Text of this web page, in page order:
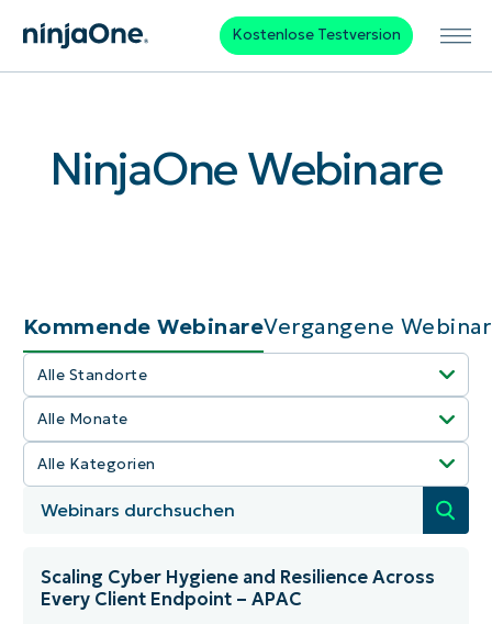
Kostenlose Testversion
NinjaOne Webinare
Kommende WebinareVergangene
Alle Monate
Alle auswählen
Januar
Februar
Alle Standorte
Alle auswählen
Amerika
Berlin
Alle Kategorien
Alle auswählen
IT-Ops
Scaling Cyber Hygiene and Resilience Across
Every Client Endpoint – APAC